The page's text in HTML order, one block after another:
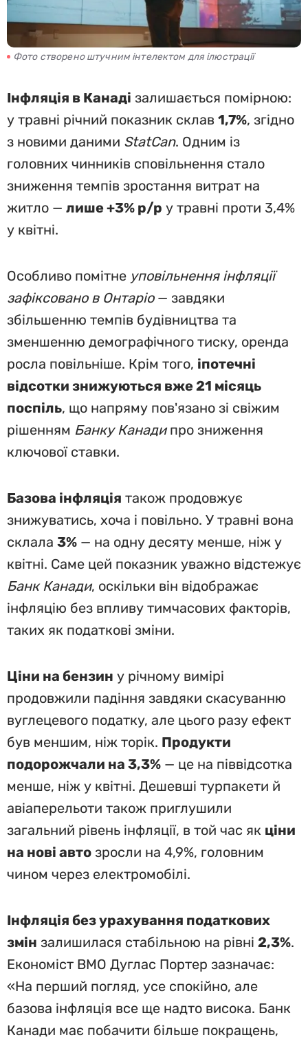
Фото створено штучним інтелектом для ілюстрації
Інфляція в Канаді залишається помірною:
у травні річний показник склав 1,7%, згідно
з новими даними StatCan. Одним із
головних чинників сповільнення стало
зниження темпів зростання витрат на
житло — лише +3% р/р у травні проти 3,4%
у квітні.
Особливо помітне уповільнення інфляції
зафіксовано в Онтаріо— завдяки
збільшенню темпів будівництва та
зменшенню демографічного тиску, оренда
росла повільніше. Крім того, іпотечні
відсотки знижуються вже 21 місяць
поспіль, що напряму пов'язано зі свіжим
рішенням Банку Канадипро зниження
ключової ставки.
Базова інфляція також продовжує
знижуватись, хоча і повільно. У травні вона
склала 3% — на одну десяту менше, ніж у
квітні. Саме цей показник уважно відстежує
Банк Канади, оскільки він відображає
інфляцію без впливу тимчасових факторів,
таких як податкові зміни.
Ціни на бензин у річному вимірі
продовжили падіння завдяки скасуванню
вуглецевого податку, але цього разу ефект
був меншим, ніж торік. Продукти
подорожчали на 3,3% — це на піввідсотка
менше, ніж у квітні. Дешевші турпакети й
авіаперельоти також приглушили
загальний рівень інфляції, в той час як ціни
на нові авто зросли на 4,9%, головним
чином через електромобілі.
Інфляція без урахування податкових
змін залишилася стабільною на рівні 2,3%.
Економіст BMO Дуглас Портер зазначає:
«На перший погляд, усе спокійно, але
базова інфляція все ще надто висока. Банк
Канади має побачити більше покращень,